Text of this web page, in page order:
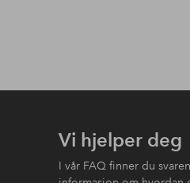
Vi hjelper deg
I vår FAQ finner du